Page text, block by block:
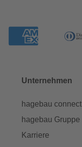
Unternehmen
hagebau connect
hagebau Gruppe
Karriere